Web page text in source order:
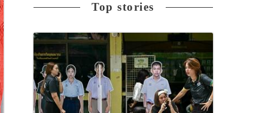
Top stories